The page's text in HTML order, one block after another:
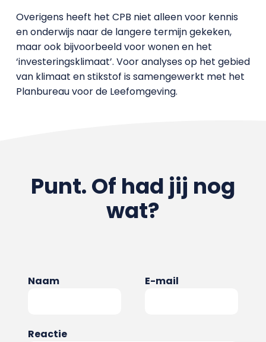
Overigens heeft het CPB niet alleen voor kennis
en onderwijs naar de langere termijn gekeken,
maar ook bijvoorbeeld voor wonen en het
‘investeringsklimaat’. Voor analyses op het gebied
van klimaat en stikstof is samengewerkt met het
Planbureau voor de Leefomgeving.
Punt. Of had jij nog
wat?
Naam E-mail
Reactie